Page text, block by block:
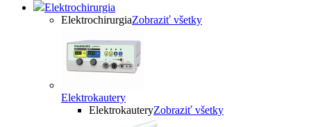
Elektrochirurgia
ElektrochirurgiaZobraziť všetky
Elektrokautery
ElektrokauteryZobraziť všetky